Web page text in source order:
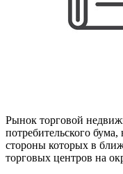
Рынок торговой
потребительского
стороны которых в
торговых центров на